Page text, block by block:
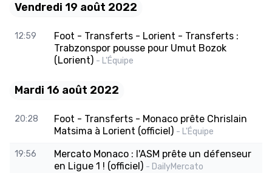
Vendredi 19 août 2022
12:59
Foot - Transferts - Lorient - Transferts :
Trabzonspor pousse pour Umut Bozok
(Lorient) - L'Équipe
Mardi 16 août 2022
20:28
Foot - Transferts - Monaco prête Chrislain
Matsima à Lorient (officiel) - L'Équipe
19:56
Mercato Monaco : l'ASM prête un défenseur
en Ligue 1 ! (officiel) - DailyMercato